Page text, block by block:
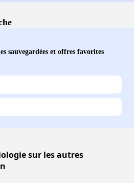
sauvegardées et offres favorites
sur les autres